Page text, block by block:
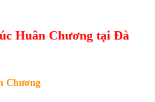
Huân Chương tại Đà
Chương